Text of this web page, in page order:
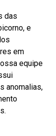
das
e
em
equipe
anomalias,